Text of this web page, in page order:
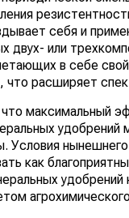
себя и
двух- или
в себе
что расширяет
максимальный
удобрений
Условия
как
удобрений